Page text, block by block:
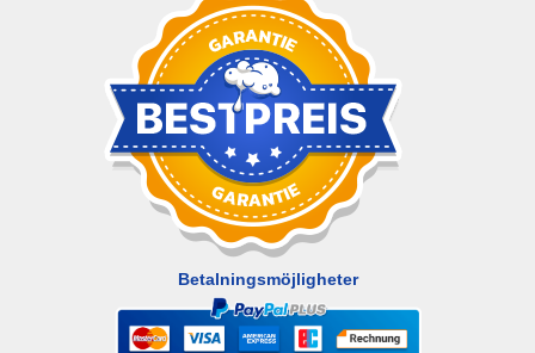
Betalningsmöjligheter